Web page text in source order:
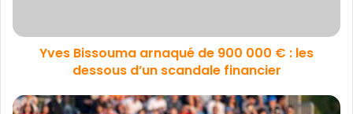
Yves Bissouma arnaqué de 900 000 € : les
dessous d’un scandale financier